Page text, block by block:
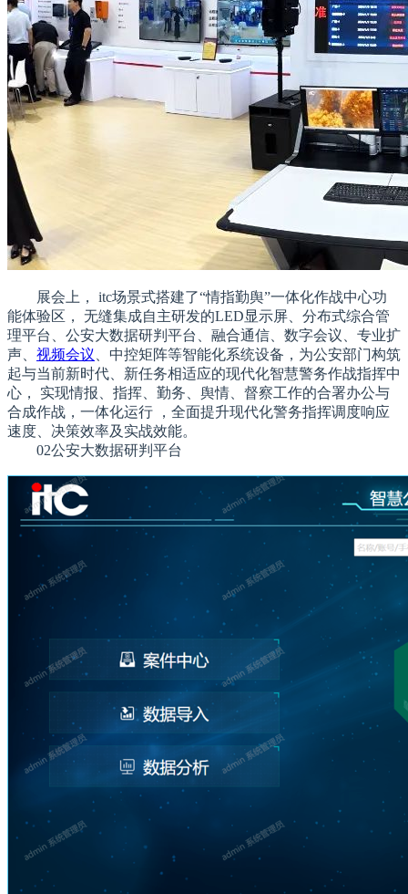
展会上， itc场景式搭建了“情指勤舆”一体化作战中心功
能体验区， 无缝集成自主研发的LED显示屏、分布式综合管
理平台、公安大数据研判平台、融合通信、数字会议、专业扩
声、 视频会议 、中控矩阵等智能化系统设备，为公安部门构筑
起与当前新时代、新任务相适应的现代化智慧警务作战指挥中
心， 实现情报、指挥、勤务、舆情、督察工作的合署办公与
合成作战，一体化运行 ，全面提升现代化警务指挥调度响应
速度、决策效率及实战效能。
02公安大数据研判平台